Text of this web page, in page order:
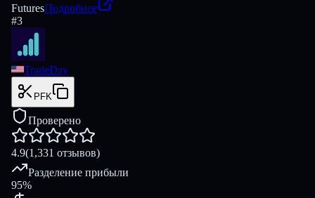
FuturesПодробнее
#3
TradeDay
PFK
Проверено
4.9(1,331 отзывов)
Разделение прибыли
95%